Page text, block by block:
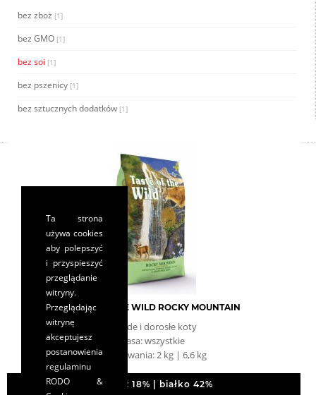
bez zboż [1]
bez GMO [1]
bez soi [1]
bez pszenicy [1]
bez sztucznych dodatków [1]
TASTE OF THE WILD ROCKY MOUNTAIN
młode i dorosłe koty
rasa: wszystkie
opakowania: 2 kg | 6,6 kg
tłuszcz 18% | białko 42%
Ta strona
używa cookies
aby polepszyć
i przyspieszyć
przeglądanie
witryny.
Przeglądając
witrynę
akceptujesz
postanowienia
regulaminu
RODO &